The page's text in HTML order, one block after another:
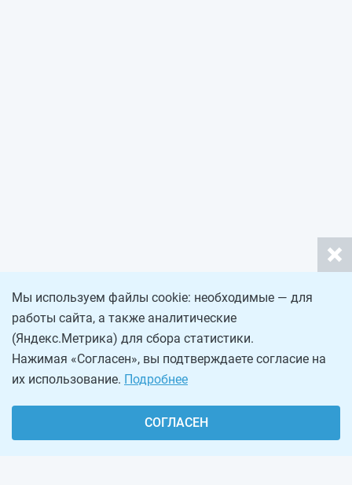
Мы используем файлы cookie: необходимые — для
работы сайта, а также аналитические
(Яндекс.Метрика) для сбора статистики.
Нажимая «Согласен», вы подтверждаете согласие на
их использование. Подробнее
СОГЛАСЕН